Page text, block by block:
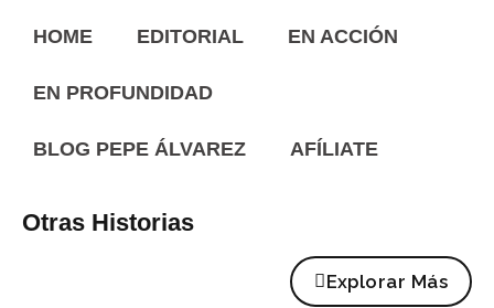
HOME EDITORIAL EN ACCIÓN
EN PROFUNDIDAD
BLOG PEPE ÁLVAREZ AFÍLIATE
Otras Historias
Explorar Más